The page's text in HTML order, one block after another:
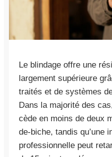
Le blindage offre une
largement supérieure
traités et de systèmes
Dans la majorité des
cède en moins de deux
de-biche, tandis qu’une
professionnelle peut